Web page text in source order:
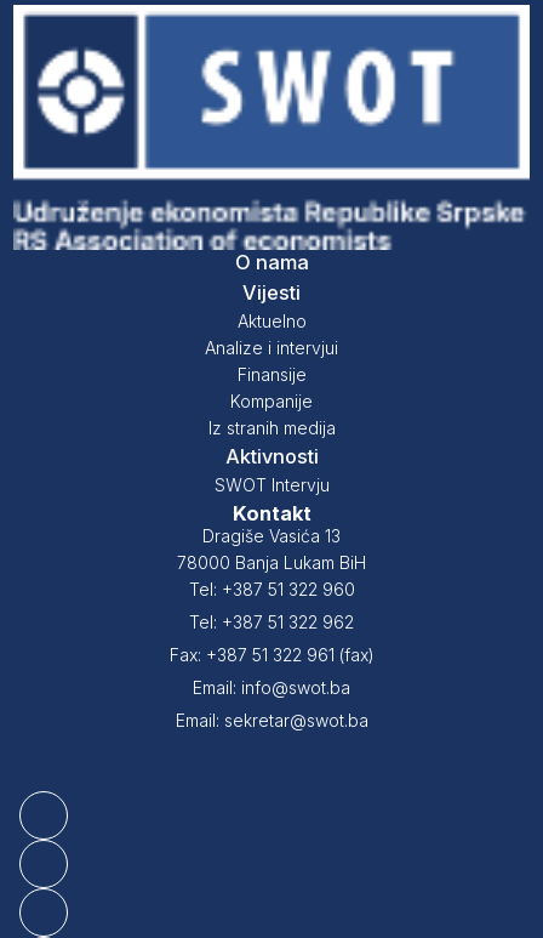
O nama
Vijesti
Aktuelno
Analize i intervjui
Finansije
Kompanije
Iz stranih medija
Aktivnosti
SWOT Intervju
Kontakt
Dragiše Vasića 13
78000 Banja Lukam BiH
Tel: +387 51 322 960
Tel: +387 51 322 962
Fax: +387 51 322 961 (fax)
Email: info@swot.ba
Email: sekretar@swot.ba